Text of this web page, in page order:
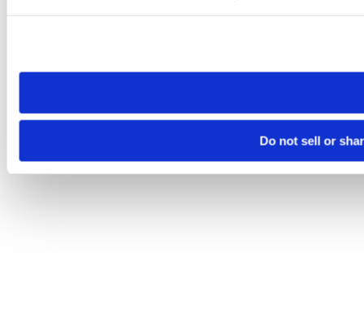
need to be set again.
Do not sell or